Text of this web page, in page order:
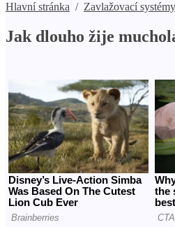
Hlavní stránka / Zavlažovací systémy
Jak dlouho žije